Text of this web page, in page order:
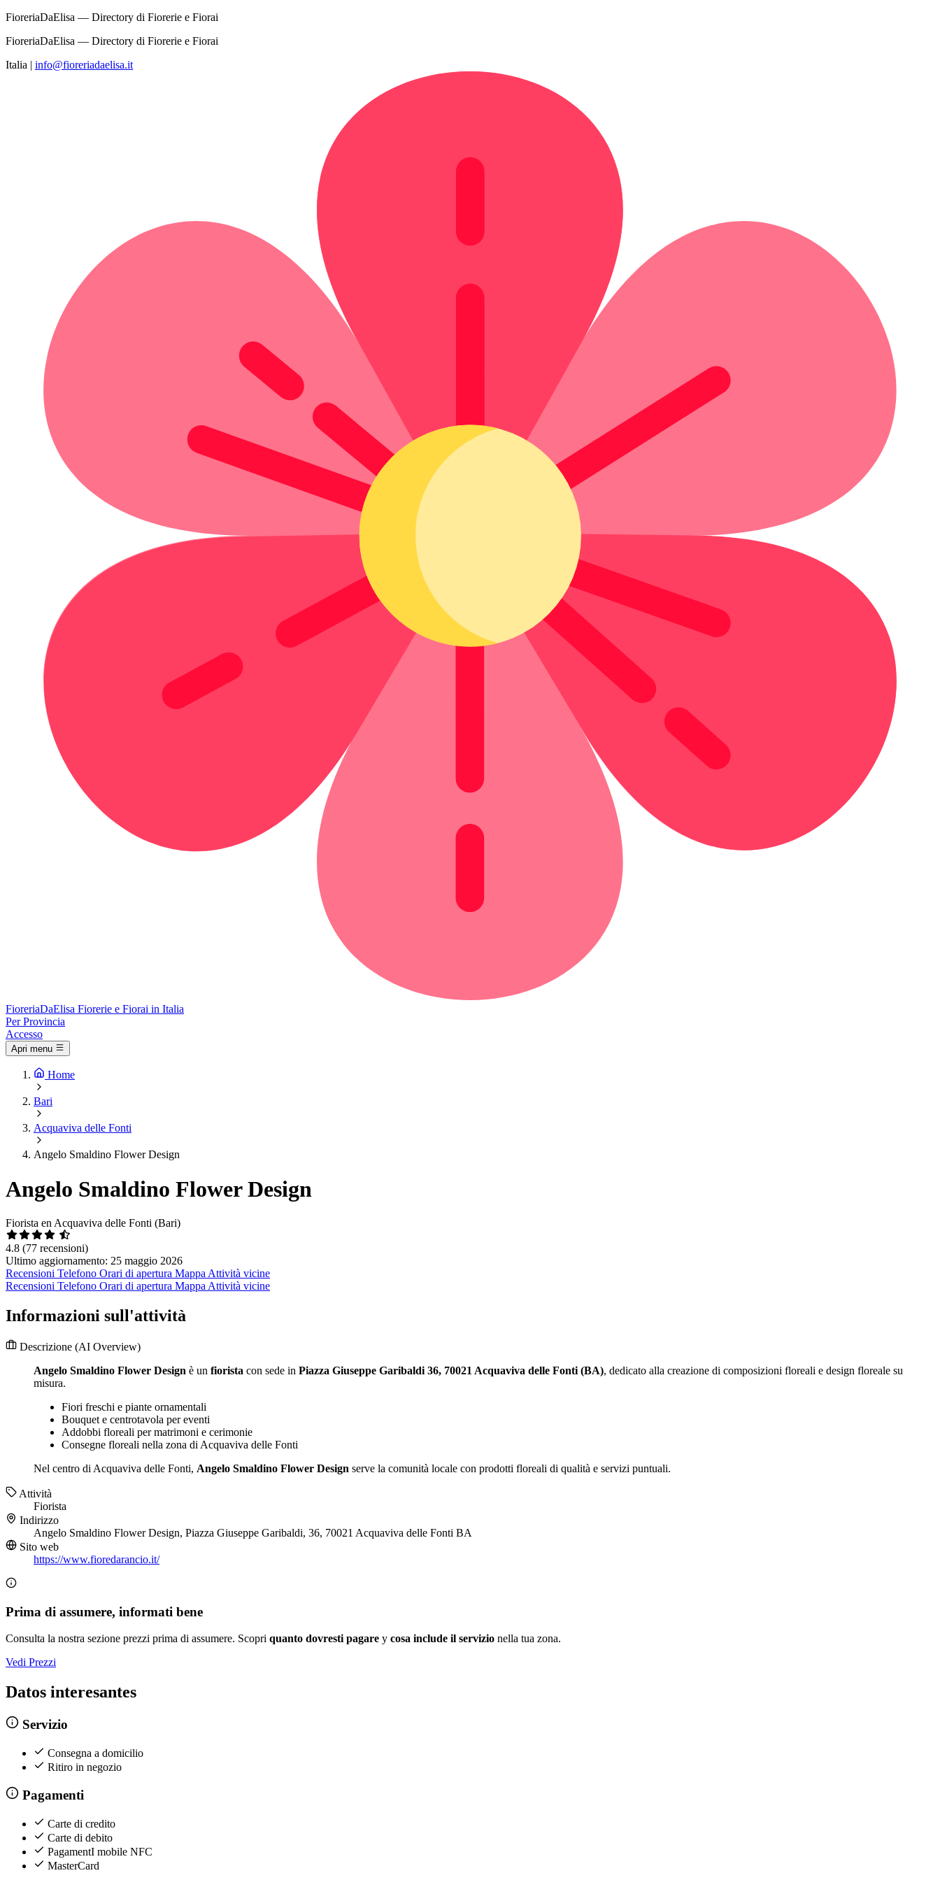
FioreriaDaElisa — Directory di Fiorerie e Fiorai
FioreriaDaElisa — Directory di Fiorerie e Fiorai
Italia | info@fioreriadaelisa.it
FioreriaDaElisa Fiorerie e Fiorai in Italia
Per Provincia
Accesso
Apri menu
Home
Bari
Acquaviva delle Fonti
Angelo Smaldino Flower Design
Angelo Smaldino Flower Design
Fiorista en Acquaviva delle Fonti (Bari)
4.8 (77 recensioni)
Ultimo aggiornamento: 25 maggio 2026
Recensioni Telefono Orari di apertura Mappa Attività vicine
Recensioni Telefono Orari di apertura Mappa Attività vicine
Informazioni sull'attività
Descrizione (AI Overview)
Angelo Smaldino Flower Design è un fiorista con sede in Piazza Giuseppe Garibaldi 36, 70021 Acquaviva delle Fonti (BA), dedicato alla creazione di composizioni floreali e design floreale su
misura.
Fiori freschi e piante ornamentali
Bouquet e centrotavola per eventi
Addobbi floreali per matrimoni e cerimonie
Consegne floreali nella zona di Acquaviva delle Fonti
Nel centro di Acquaviva delle Fonti, Angelo Smaldino Flower Design serve la comunità locale con prodotti floreali di qualità e servizi puntuali.
Attività
Fiorista
Indirizzo
Angelo Smaldino Flower Design, Piazza Giuseppe Garibaldi, 36, 70021 Acquaviva delle Fonti BA
Sito web
https://www.fioredarancio.it/
Prima di assumere, informati bene
Consulta la nostra sezione prezzi prima di assumere. Scopri quanto dovresti pagare y cosa include il servizio nella tua zona.
Vedi Prezzi
Datos interesantes
Servizio
Consegna a domicilio
Ritiro in negozio
Pagamenti
Carte di credito
Carte di debito
PagamentI mobile NFC
MasterCard